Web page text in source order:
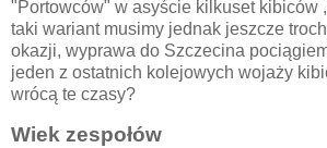
"Portowców" w asyście kilkuset kibiców
taki wariant musimy jednak jeszcze
okazji, wyprawa do Szczecina
jeden z ostatnich kolejowych wojaży
wrócą te czasy?
Wiek zespołów